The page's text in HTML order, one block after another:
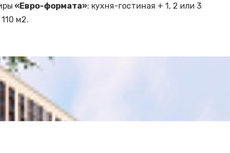
«Евро-формата»: кухня-гостиная + 1, 2 или 3
м2.